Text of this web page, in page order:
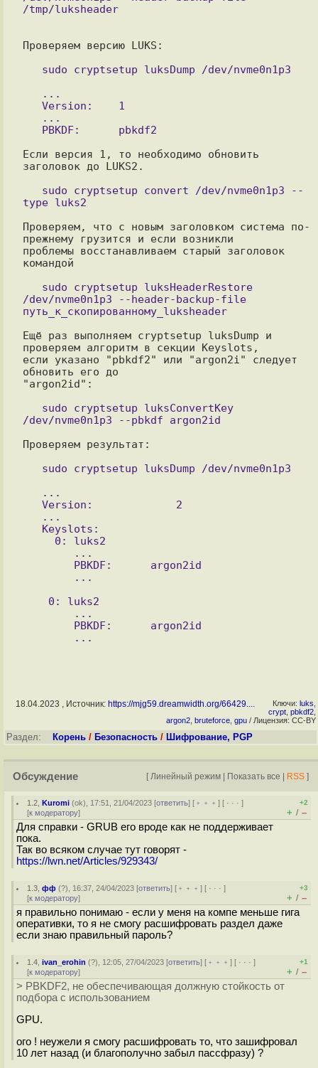
/tmp/luksheader
Проверяем версию LUKS:
Если версия 1, то необходимо обновить
заголовок до LUKS2.
Проверяем, что с новым заголовком система по-
прежнему грузится и если возникли
проблемы восстанавливаем старый заголовок
командой
/dev/nvme0n1p3 --header-backup-file
путь_к_скопированному_luksheader
Ещё раз выполняем cryptsetup luksDump и
проверяем алгоритм в секции Keyslots,
если указано "pbkdf2" или "argon2i" следует
обновить его до
"argon2id":
Проверяем результат:
18.04.2023 , Источник: https://mjg59.dreamwidth.org/66429.... Ключи: luks
crypt pbkdf2
argon2 bruteforce gpu / Лицензия: CC-BY
Раздел: Корень / Безопасность / Шифрование, PGP
Обсуждение [ Линейный режим | Показать все | RSS ]
1.2 ,Kuromi (ok), 17:51, 21/04/2023 [ответить] [ ﹢﹢﹢] [ · · ·]
[к модератору]
+2
+ / –
Для справки - GRUB его вроде как не поддерживает
пока.
Так во всяком случае тут говорят -
https://lwn.net/Articles/929343/
1.3 ,фф (?), 16:37, 24/04/2023 [ответить] [ ﹢﹢﹢] [ · · ·]
[к модератору]
+3
+ / –
я правильно понимаю - если у меня на компе меньше гига
оперативки, то я не смогу расшифровать раздел даже
если знаю правильный пароль?
1.4 ,ivan_erohin (?), 12:05, 27/04/2023 [ответить] [ ﹢﹢﹢] [ · · ·]
[к модератору]
+1
+ / –
> PBKDF2, не обеспечивающая должную стойкость от
подбора с использованием
GPU.
ого ! неужели я смогу расшифровать то, что зашифровал
10 лет назад (и благополучно забыл пассфразу) ?